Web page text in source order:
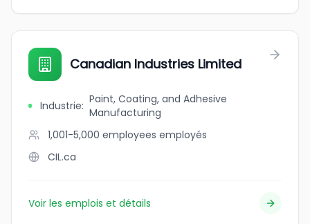
Canadian Industries Limited
Industrie: Paint, Coating, and Adhesive
Manufacturing
1,001-5,000 employees employés
CIL.ca
Voir les emplois et détails